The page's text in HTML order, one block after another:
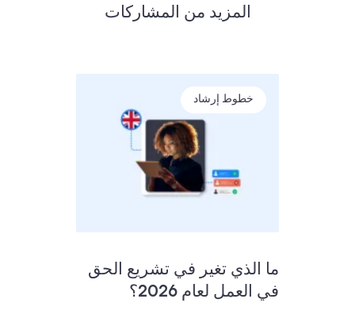
المزيد من المشاركات
خطوط إرشاد
ما الذي تغير في تشريع الحق
في العمل لعام 2026؟